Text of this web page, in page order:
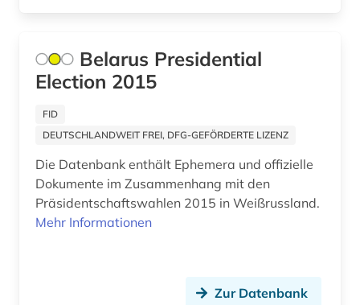
Belarus Presidential
Election 2015
FID
DEUTSCHLANDWEIT FREI, DFG-GEFÖRDERTE LIZENZ
Die Datenbank enthält Ephemera und offizielle
Dokumente im Zusammenhang mit den
Präsidentschaftswahlen 2015 in Weißrussland.
Mehr Informationen
Zur Datenbank